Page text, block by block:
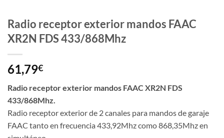
Radio receptor exterior mandos FAAC
XR2N FDS 433/868Mhz
61,79€
Radio receptor exterior mandos FAAC XR2N FDS
433/868Mhz.
Radio receptor exterior de 2 canales para mandos de garaje
FAAC tanto en frecuencia 433,92Mhz como 868,35Mhz en